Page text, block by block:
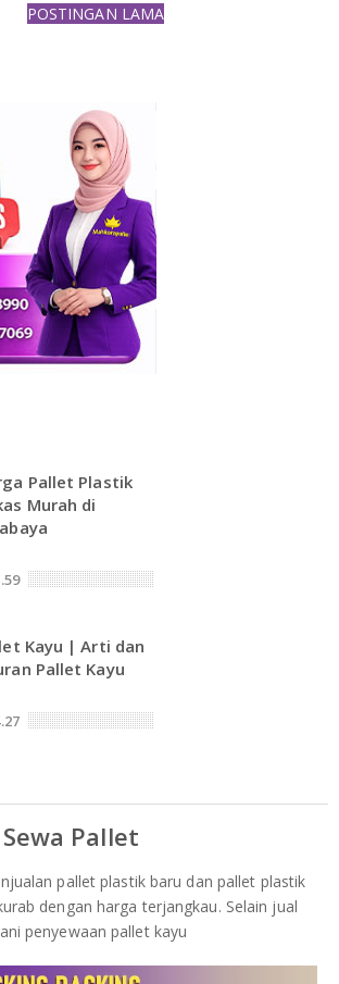
POSTINGAN LAMA
Pallet Plastik
Murah di
Kayu | Arti dan
Pallet Kayu
Pallet
pallet plastik baru dan pallet plastik
dengan harga terjangkau. Selain jual
penyewaan pallet kayu